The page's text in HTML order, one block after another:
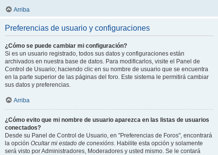
Arriba
Preferencias de usuario y configuraciones
¿Cómo se puede cambiar mi configuración?
Si es un usuario registrado, todos sus datos y configuraciones están
archivados en nuestra base de datos. Para modificarlos, visite el Panel de
Control de Usuario; haciendo clic en su nombre de usuario que se encuentra
en la parte superior de las páginas del foro. Este sistema le permitirá cambiar
sus datos y preferencias.
Arriba
¿Cómo evito que mi nombre de usuario aparezca en las listas de usuarios
conectados?
Desde su Panel de Control de Usuario, en "Preferencias de Foros", encontrará
la opción Ocultar mi estado de conexións. Habilite esta opción y solamente
será visto por Administradores, Moderadores y usted mismo. Se le contará